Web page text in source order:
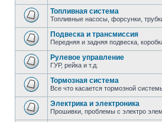
Топливная система
Топливные насосы, форсунки,
Подвеска и трансмиссия
Передняя и задняя подвеска,
Рулевое управление
ГУР, рейка и т.д.
Тормозная система
Все что касается тормозной
Электрика и электроника
Прошивки, проблемы с электро